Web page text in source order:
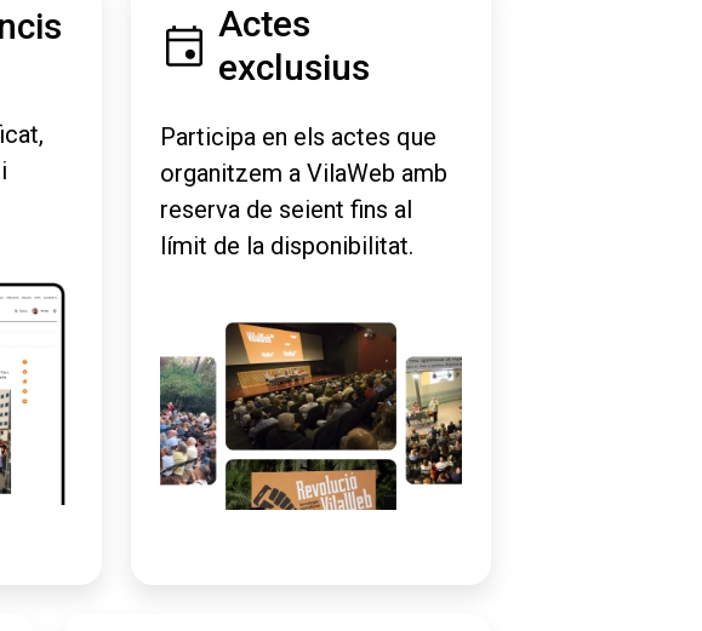
Actes
exclusius
Participa en els actes que
organitzem a VilaWeb amb
reserva de seient fins al
límit de la disponibilitat.